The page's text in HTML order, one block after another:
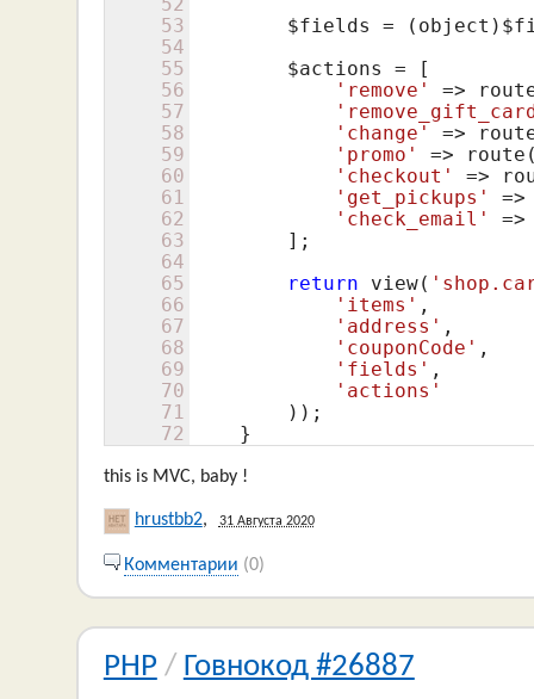
52
53
54
55
56
57
58
59
60
61
62
63
64
65
66
67
68
69
70
71
72
$fields
= (object)
$actions
= [
'remove'
=>
'change'
=>
'promo'
=>
'checkout'
=>
'get_pickups'
'check_email'
        ];
return view(
'items' ,
'address' ,
'couponCode' ,
'fields' ,
'actions'
        ));
    }
this is MVC, baby !
hrustbb2, 31 Августа 2020
Комментарии (0)
PHP / Говнокод #26887